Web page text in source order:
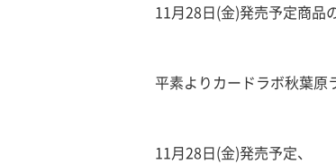
11月28日(金)発売予定商品
平素よりカードラボ秋葉原
11月28日(金)発売予定、